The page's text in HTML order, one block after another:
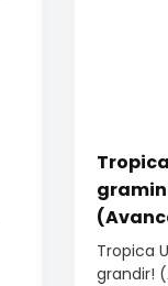
Tropica
grandir!